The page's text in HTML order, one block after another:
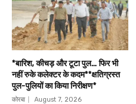
*बारिश, कीचड़ और टूटा पुल… फिर भी
नहीं रुके कलेक्टर के कदम**क्षतिग्रस्त
पुल-पुलियों का किया निरीक्षण*
कोरबा August 7, 2026